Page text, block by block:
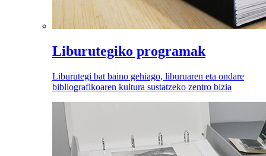
Liburutegiko programak
Liburutegi bat baino gehiago, liburuaren eta ondare
bibliografikoaren kultura sustatzeko zentro bizia